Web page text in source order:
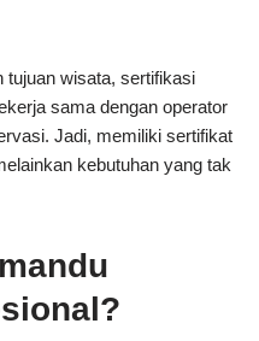
tujuan wisata, sertifikasi
sama dengan operator
Jadi, memiliki sertifikat
kebutuhan yang tak